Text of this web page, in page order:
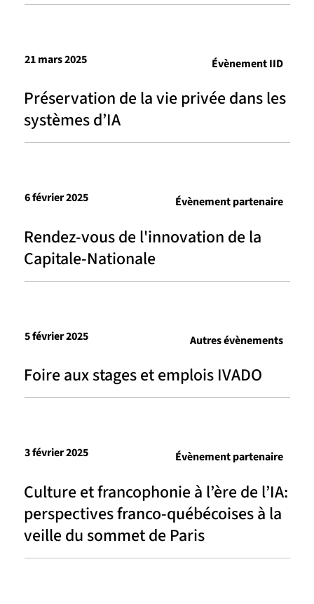
Préservation de la vie privée dans les
systèmes d’IA
21 mars 2025 Évènement IID
Rendez-vous de l'innovation de la
Capitale-Nationale
6 février 2025 Évènement partenaire
Foire aux stages et emplois IVADO
5 février 2025 Autres évènements
Culture et francophonie à l’ère de l’IA:
perspectives franco-québécoises à la
veille du sommet de Paris
3 février 2025 Évènement partenaire